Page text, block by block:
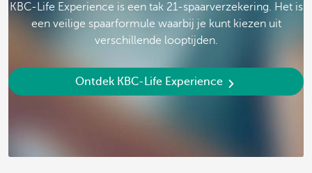
KBC-Life Experience is een tak 21-spaarverzekering. Het is
een veilige spaarformule waarbij je kunt kiezen uit
verschillende looptijden.
Ontdek KBC-Life Experience